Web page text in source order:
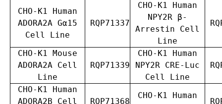
CHO-K1 Human
ADORA2A Gα15
Cell Line
RQP71337
CHO-K1 Human
NPY2R β-
Arrestin Cell
Line
CHO-K1 Mouse
ADORA2A Cell
Line
RQP71339
CHO-K1 Human
NPY2R CRE-Luc
Cell Line
CHO-K1 Human
ADORA2B Cell
RQP71368
CHO-K1 Human